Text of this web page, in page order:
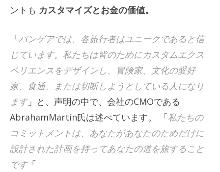
ントも カスタマイズとお金の価値。
「パンゲアでは、各旅行者はユニークであると信
じています。私たちは皆のためにカスタムエクス
ペリエンスをデザインし、冒険家、文化の愛好
家、食通、または切断しようとしている人になり
ます」と、声明の中で、会社のCMOである
AbrahamMartín氏は述べています。 「私たちの
コミットメントは、あなたがあなたのためだけに
設計された計画を持ってあなたの道を旅すること
です「